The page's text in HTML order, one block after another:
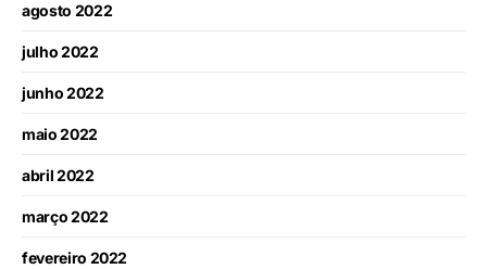
agosto 2022
julho 2022
junho 2022
maio 2022
abril 2022
março 2022
fevereiro 2022